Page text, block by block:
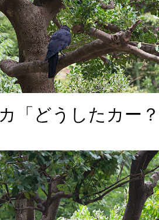
カ「どうしたカー